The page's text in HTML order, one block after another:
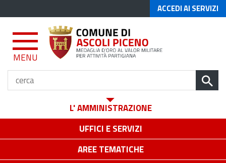
ACCEDI AI SERVIZI
MENU
L' AMMINISTRAZIONE
UFFICI E SERVIZI
AREE TEMATICHE